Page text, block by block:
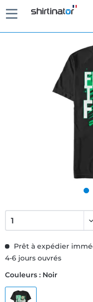
Prêt à expédier
4-6 jours ouvrés
Couleurs : Noir